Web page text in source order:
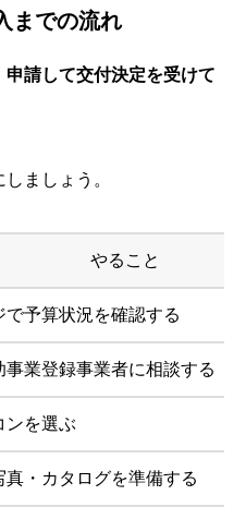
までの流れ
申請して交付決定を受けて
ましょう。
やること
で予算状況を確認する
事業登録事業者に相談する
ンを選ぶ
真・カタログを準備する